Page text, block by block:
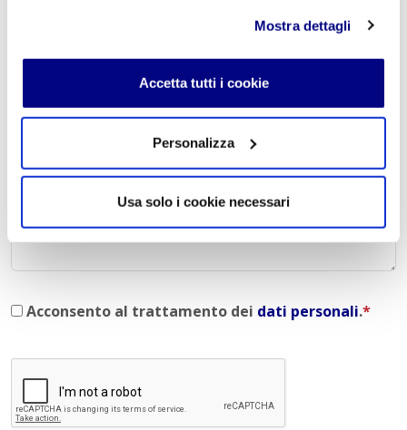
Mostra dettagli
Accetta tutti i cookie
Personalizza
Usa solo i cookie necessari
E-mail*
Acconsento al trattamento dei dati personali.*